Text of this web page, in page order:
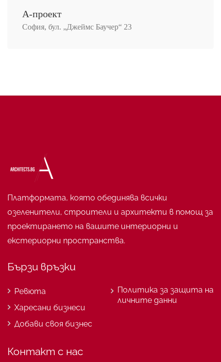
А-проект
София, бул. „Джеймс Баучер“ 23
Платформата, която обединява всички
озеленители, строители и архитекти в помощ за
проектирането на вашите интериорни и
екстериорни пространства.
Бързи връзки
Ревюта
Харесани бизнеси
Добави своя бизнес
Политика за защита на
личните данни
Контакт с нас